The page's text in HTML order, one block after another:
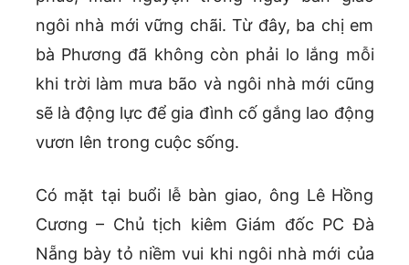
ngôi nhà mới vững chãi. Từ đây, ba chị em
bà Phương đã không còn phải lo lắng mỗi
khi trời làm mưa bão và ngôi nhà mới cũng
sẽ là động lực để gia đình cố gắng lao động
vươn lên trong cuộc sống.
Có mặt tại buổi lễ bàn giao, ông Lê Hồng
Cương – Chủ tịch kiêm Giám đốc PC Đà
Nẵng bày tỏ niềm vui khi ngôi nhà mới của